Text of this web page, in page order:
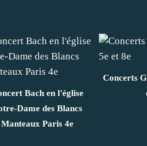
Bach en l'église
Dame des Blancs
Manteaux Paris 4e
Concerts